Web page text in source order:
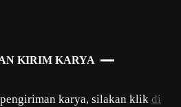
KIRIM KARYA
karya, silakan klik di